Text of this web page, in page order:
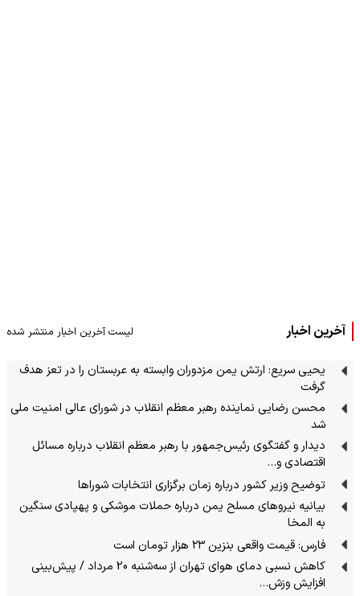
آخرین اخبار لیست آخرین اخبار منتشر شده
یحیی سریع: ارتش یمن مزدوران وابسته به عربستان را در تعز هدف
گرفت
محسن رضایی نماینده رهبر معظم انقلاب در شورای عالی امنیت ملی
شد
دیدار و گفتگوی رئیس‌جمهور با رهبر معظم انقلاب درباره مسائل
اقتصادی و…
توضیح وزیر کشور درباره زمان برگزاری انتخابات شوراها
بیانیه نیروهای مسلح یمن درباره حملات موشکی و پهپادی سنگین
به المخا
فارس: قیمت واقعی بنزین ۲۳ هزار تومان است
کاهش نسبی دمای هوای تهران از سه‌شنبه 20 مرداد / پیش‌بینی
افزایش وزش…